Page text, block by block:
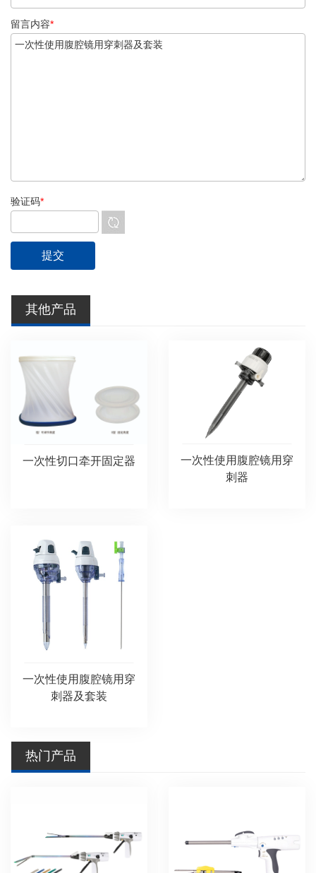
留言内容*
验证码*
其他产品
一次性切口牵开固定器
一次性使用腹腔镜用穿
刺器
一次性使用腹腔镜用穿
刺器及套装
热门产品